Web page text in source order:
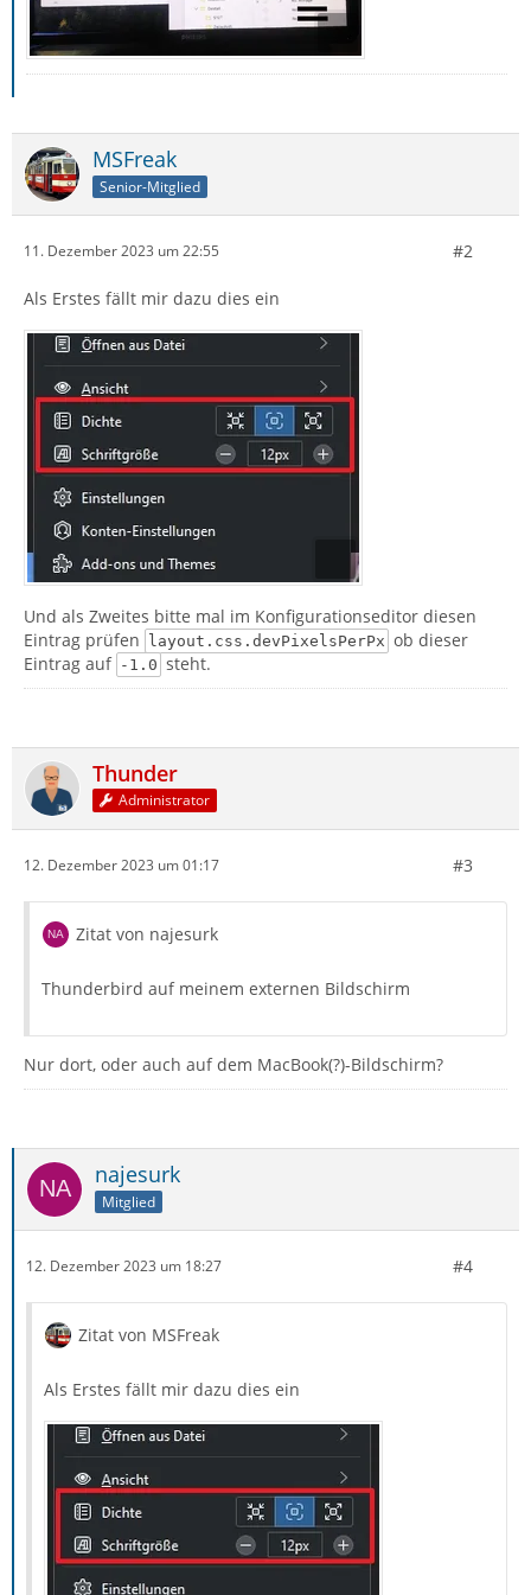
MSFreak
Senior-Mitglied
11. Dezember 2023 um 22:55 #2
Als Erstes fällt mir dazu dies ein
Und als Zweites bitte mal im Konfigurationseditor diesen
Eintrag prüfen
layout.css.devPixelsPerPx ob dieser
Eintrag auf -1.0 steht.
Thunder
Administrator
12. Dezember 2023 um 01:17 #3
Zitat von najesurk
Thunderbird auf meinem externen Bildschirm
Nur dort, oder auch auf dem MacBook(?)-Bildschirm?
najesurk
Mitglied
12. Dezember 2023 um 18:27 #4
Zitat von MSFreak
Als Erstes fällt mir dazu dies ein